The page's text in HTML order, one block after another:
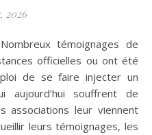
2026
officielles ou ont été
de se faire injecter un
aujourd’hui souffrent de
associations leur viennent
leurs témoignages, les